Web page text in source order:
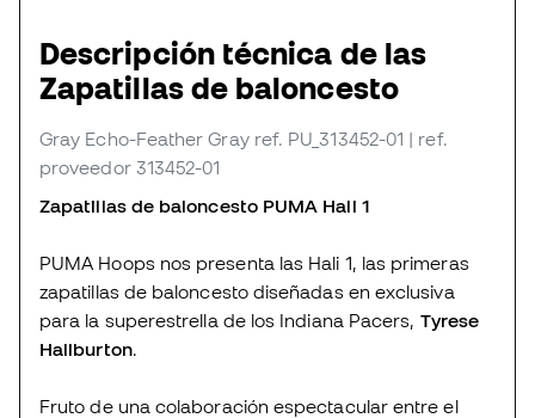
Descripción técnica de las
Zapatillas de baloncesto
Gray Echo-Feather Gray ref. PU_313452-01 | ref.
proveedor 313452-01
Zapatillas de baloncesto PUMA Hali 1
PUMA Hoops nos presenta las Hali 1, las primeras
zapatillas de baloncesto diseñadas en exclusiva
para la superestrella de los Indiana Pacers, Tyrese
Haliburton.
Fruto de una colaboración espectacular entre el